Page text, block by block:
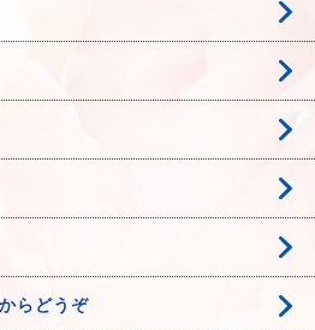
らどうぞ